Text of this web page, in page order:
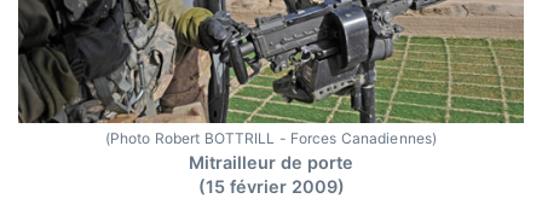
(Photo Robert BOTTRILL - Forces Canadiennes)
Mitrailleur de porte
(15 février 2009)